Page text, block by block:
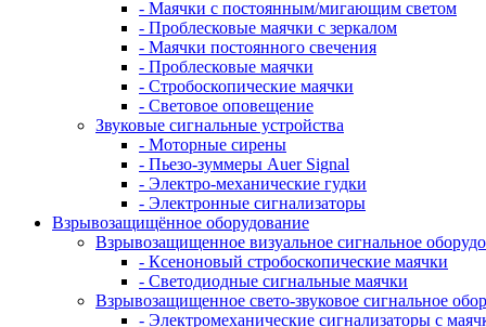
- Маячки с постоянным/мигающим светом
- Проблесковые маячки с зеркалом
- Маячки постоянного свечения
- Проблесковые маячки
- Стробоскопические маячки
- Световое оповещение
Звуковые сигнальные устройства
- Моторные сирены
- Пьезо-зуммеры Auer Signal
- Электро-механические гудки
- Электронные сигнализаторы
Взрывозащищённое оборудование
Взрывозащищенное визуальное сигнальное
- Ксеноновый стробоскопические маячки
- Светодиодные сигнальные маячки
Взрывозащищенное свето-звуковое сигнальное
- Электромеханические сигнализаторы с